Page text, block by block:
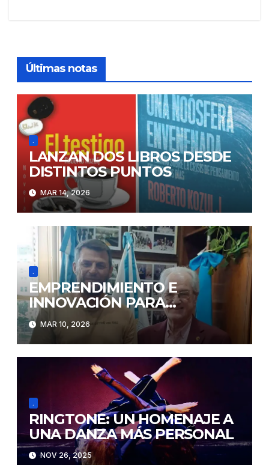
Últimas notas
.
LANZAN DOS LIBROS DESDE
DISTINTOS PUNTOS
MAR 14, 2026
.
EMPRENDIMIENTO E
INNOVACIÓN PARA
CIUDADES
MAR 10, 2026
.
RINGTONE: UN HOMENAJE A
UNA DANZA MÁS PERSONAL
NOV 26, 2025